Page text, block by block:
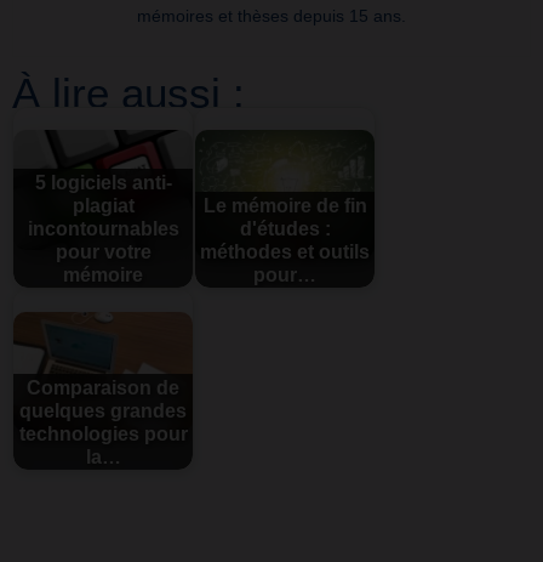
mémoires et thèses depuis 15 ans.
À lire aussi :
5 logiciels anti-
plagiat
incontournables
pour votre
mémoire
Le mémoire de fin
d'études :
méthodes et outils
pour…
Comparaison de
quelques grandes
technologies pour
la…